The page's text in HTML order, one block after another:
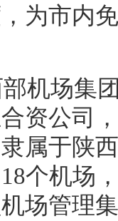
为市内
机场集
资公司
属于陕
个机场
机场管理